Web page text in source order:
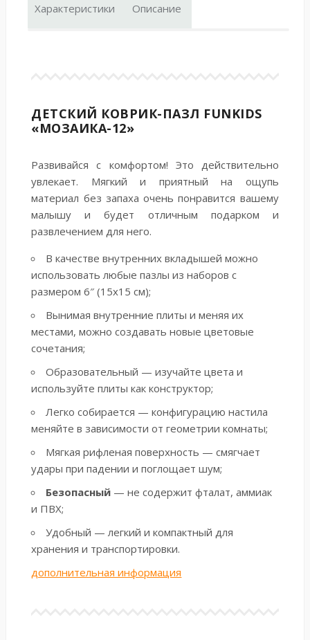
Характеристики Описание
ДЕТСКИЙ КОВРИК-ПАЗЛ FUNKIDS
«МОЗАИКА-12»
Развивайся с комфортом! Это действительно
увлекает. Мягкий и приятный на ощупь
материал без запаха очень понравится вашему
малышу и будет отличным подарком и
развлечением для него.
В качестве внутренних вкладышей можно
использовать любые пазлы из наборов с
размером 6″ (15х15 см);
Вынимая внутренние плиты и меняя их
местами, можно создавать новые цветовые
сочетания;
Образовательный — изучайте цвета и
используйте плиты как конструктор;
Легко собирается — конфигурацию настила
меняйте в зависимости от геометрии комнаты;
Мягкая рифленая поверхность — смягчает
удары при падении и поглощает шум;
Безопасный — не содержит фталат, аммиак
и ПВХ;
Удобный — легкий и компактный для
хранения и транспортировки.
дополнительная информация